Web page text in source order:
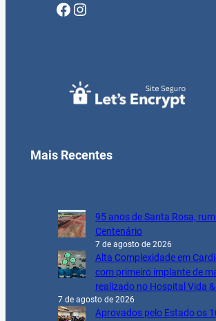
Facebook Instagram
Mais Recentes
95 anos de Santa Rosa,
Centenário
7 de agosto de 2026
Alta Complexidade em
com primeiro implante de
realizado no Hospital Vida
7 de agosto de 2026
Aprovados pelo Estado os